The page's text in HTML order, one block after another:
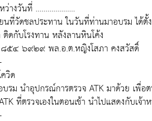
างวันที่ ....................
นที่วัดชลประทาน ในวันที่ท่านมาอบรม ไ
ดกับโรงทาน หลังลานหินโค้ง
๕๔ ๖๙๒๙ พล.อ.ต.หญิงโสภา คงสวัสดิ์
วิด
บรม นำอุปกรณ์การตรวจ ATK มาด้วย เพื่อ
ที่ตรวจเองในตอนเช้า นำไปแสดงกับเจ้